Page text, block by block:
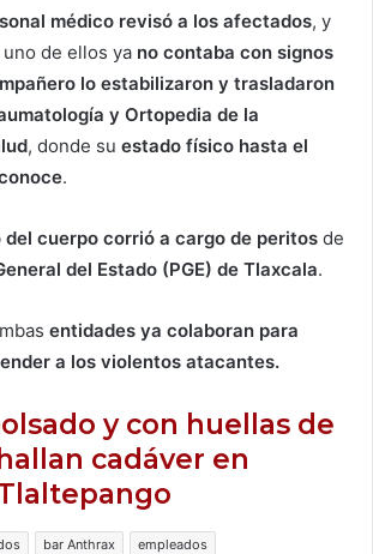
médico revisó a los afectados, y
de ellos ya no contaba con signos
lo estabilizaron y trasladaron
y Ortopedia de la
, donde su estado físico hasta el
.
cuerpo corrió a cargo de peritos de
del Estado (PGE) de Tlaxcala.
entidades ya colaboran para
a los violentos atacantes.
y con huellas de
cadáver en
bar Anthrax empleados